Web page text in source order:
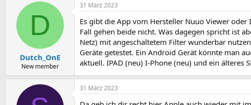
D
Dutch_OnE
New member
31 März 2023
Es gibt die App vom Hersteller Nuuo Viewer
Fall gehen beide nicht. Was dagegen spricht ist
Netz) mit angeschaltetem Filter wunderbar
Geräte getestet. Ein Android Gerät könnte man
aktuell. IPAD (neu) I-Phone (neu) und ein älteres
31 März 2023